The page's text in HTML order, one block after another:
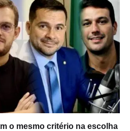
o mesmo critério na escolha